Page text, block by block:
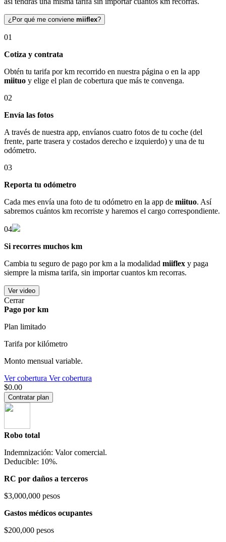
¿Por qué me conviene miiflex?
01
Cotiza y contrata
Obtén tu tarifa por km recorrido en nuestra página o en la app
miituo y elige el plan de cobertura que más te convenga.
02
Envía las fotos
A través de nuestra app, envíanos cuatro fotos de tu coche (del
frente, parte trasera y costados derecho e izquierdo) y una de tu
odómetro.
03
Reporta tu odómetro
Cada mes envía una foto de tu odómetro en la app de miituo. Así
sabremos cuántos km recorriste y haremos el cargo correspondiente.
04
Si recorres muchos km
Cambia tu seguro de pago por km a la modalidad miiflex y paga
siempre la misma tarifa, sin importar cuantos km recorras.
Ver video
Cerrar
Pago por km
Plan limitado
Tarifa por kilómetro
Monto mensual variable.
Ver cobertura Ver cobertura
$0.00
Contratar plan
Robo total
Indemnización: Valor comercial.
Deducible: 10%.
RC por daños a terceros
$3,000,000 pesos
Gastos médicos ocupantes
$200,000 pesos